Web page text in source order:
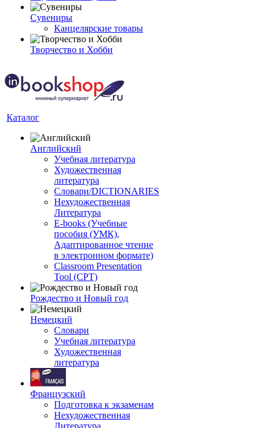
Сувениры
Канцелярские товары
Творчество и Хобби
Каталог
Английский
Учебная литература
Художественная
литература
Словари/DICTIONARIES
Нехудожественная
Литература
E-books (Учебные
пособия (УМК),
Адаптированное чтение
в электронном формате)
Classroom Presentation
Tool (CPT)
Рождество и Новый год
Немецкий
Словари
Учебная литература
Художественная
литература
Французский
Подготовка к экзаменам
Нехудожественная
Литература